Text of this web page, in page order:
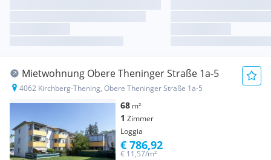
Mietwohnung Obere Theninger Straße 1a-5
4062 Kirchberg-Thening, Obere Theninger Straße 1a-5
68 m²
1 Zimmer
Loggia
€ 11,57/m²
€ 786,92